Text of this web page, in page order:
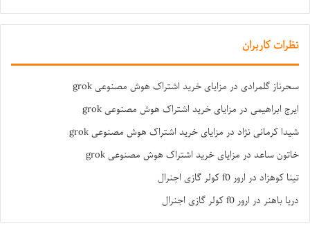
نظرات کاربران
سحرناز گلمرادی در مزایای خرید اشتراک هوش مصنوعی grok
ایرج ابراهیمی در مزایای خرید اشتراک هوش مصنوعی grok
شیدا کرمانی نژاد در مزایای خرید اشتراک هوش مصنوعی grok
خاتون ساعد در مزایای خرید اشتراک هوش مصنوعی grok
تینا کوهزاد در ارور f0 کولر گازی اجنرال
دریا باهنر در ارور f0 کولر گازی اجنرال